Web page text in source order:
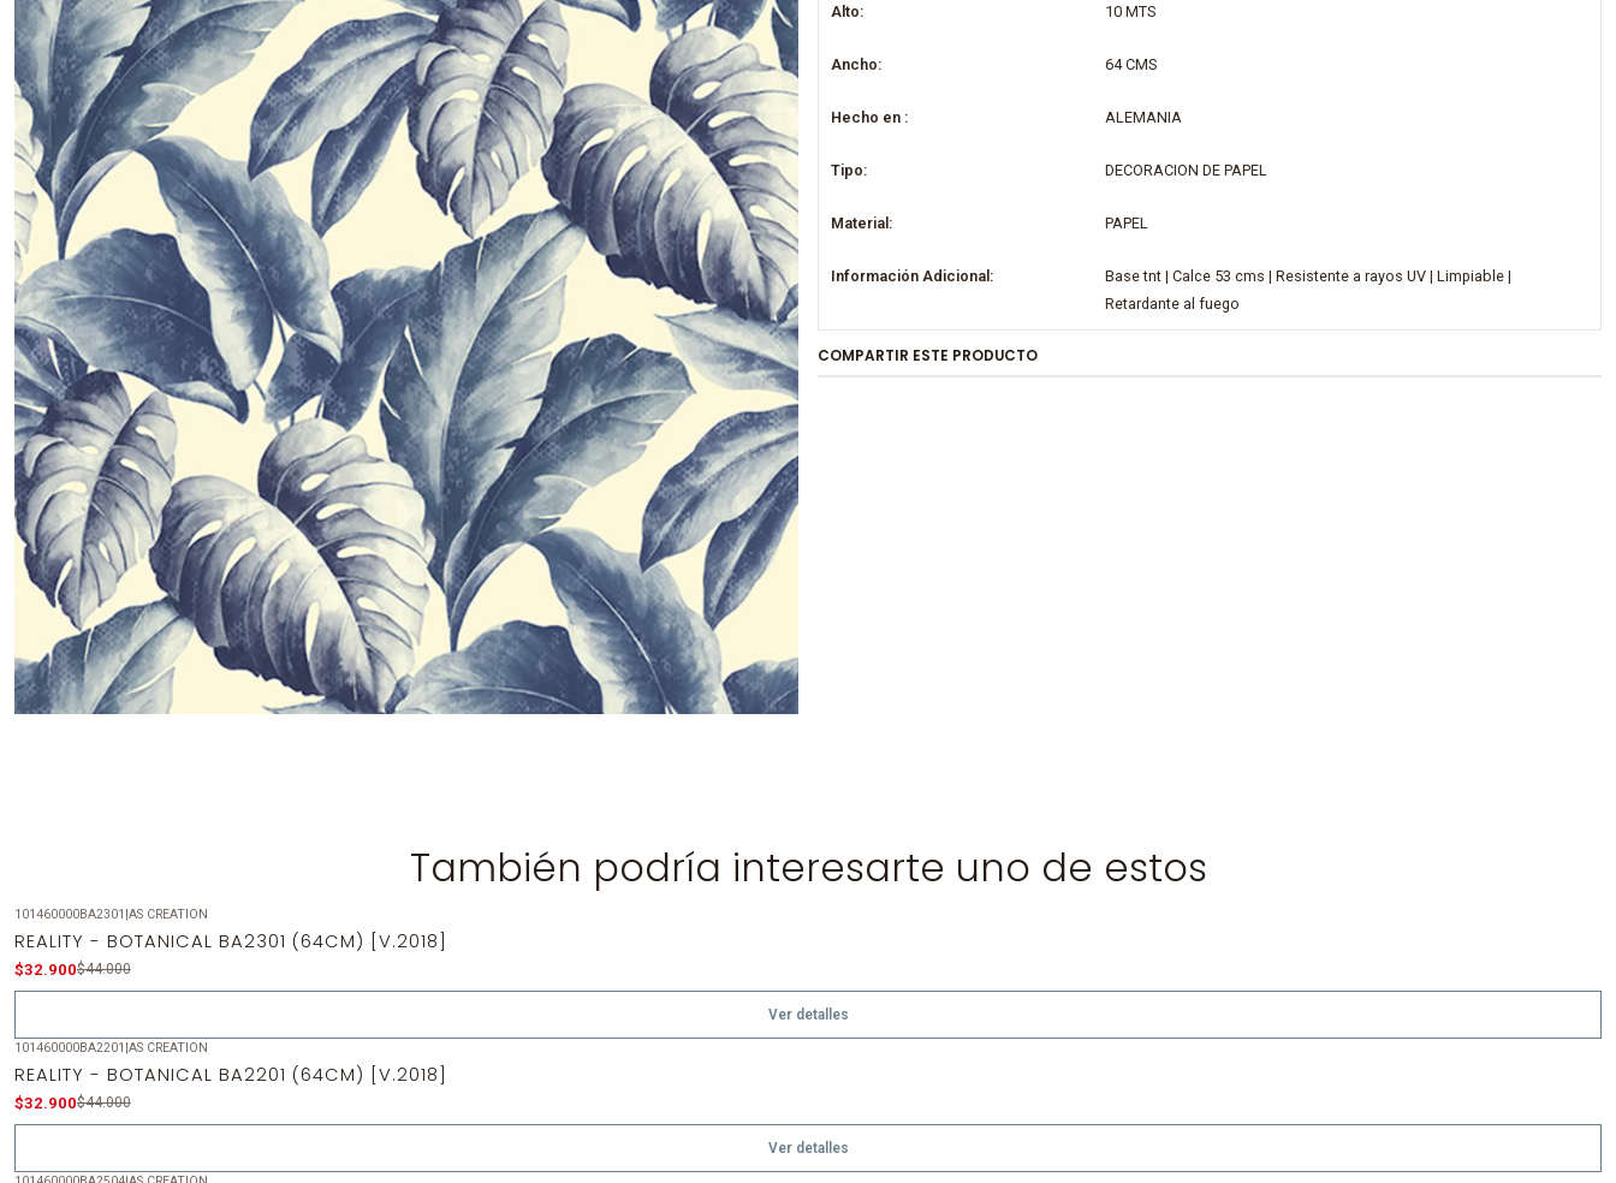
Alto: 10 MTS
Ancho: 64 CMS
Hecho en : ALEMANIA
Tipo: DECORACION DE PAPEL
Material: PAPEL
Información Adicional:
Base tnt | Calce 53 cms | Resistente a rayos UV | Limpiable |
Retardante al fuego
COMPARTIR ESTE PRODUCTO
También podría interesarte uno de estos
Agotado
101460000BA2301 |AS CREATION
REALITY - BOTANICAL BA2301 (64CM) [V.2018]
$32.900$44.000
Ver detalles
Agotado
101460000BA2201 |AS CREATION
REALITY - BOTANICAL BA2201 (64CM) [V.2018]
$32.900$44.000
Ver detalles